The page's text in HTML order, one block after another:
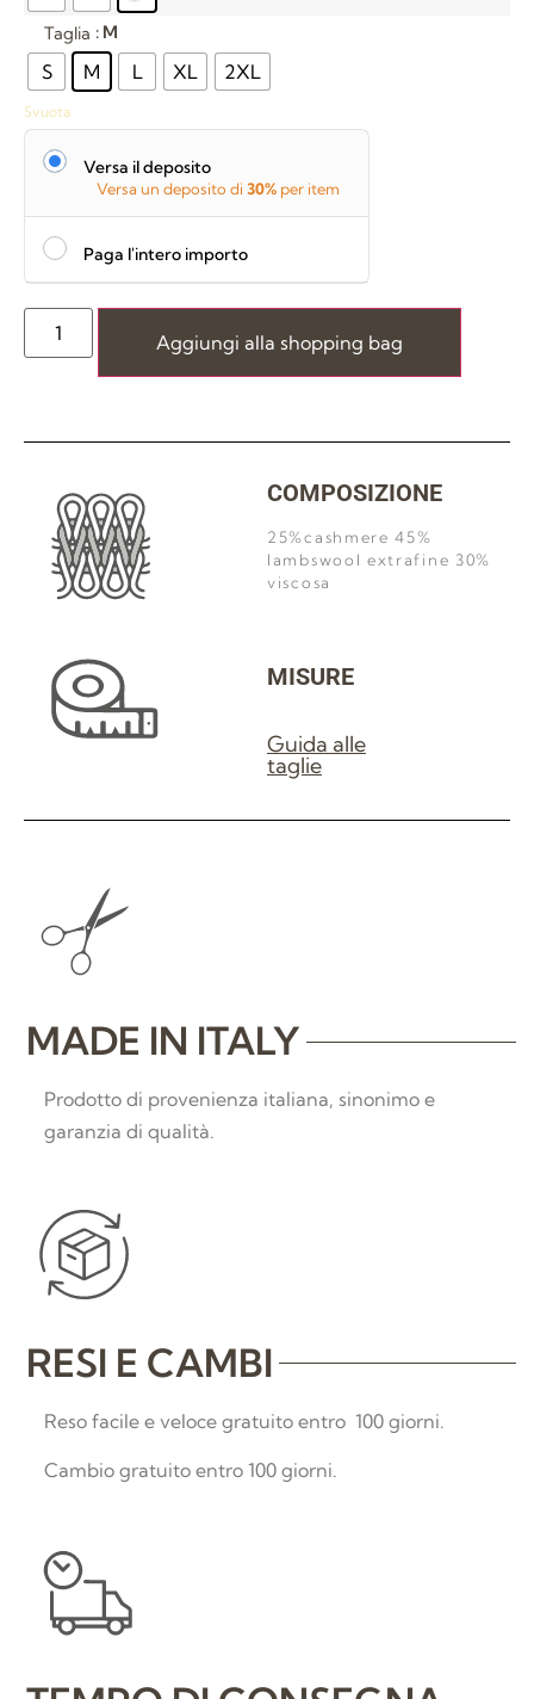
Taglia : M
S M L XL 2XL
Svuota
Versa il deposito
Versa un deposito di 30% per item
Paga l'intero importo
Aggiungi alla shopping bag
COMPOSIZIONE
25%cashmere 45%
lambswool extrafine 30%
viscosa
MISURE
Guida alle
taglie
MADE IN ITALY
Prodotto di provenienza italiana, sinonimo e
garanzia di qualità.
RESI E CAMBI
Reso facile e veloce gratuito entro 100 giorni.
Cambio gratuito entro 100 giorni.